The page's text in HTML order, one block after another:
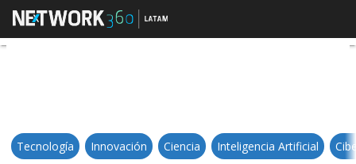
11 entrevistas que te acercan
Tecnología Innovación Ciencia Inteligencia Artificial